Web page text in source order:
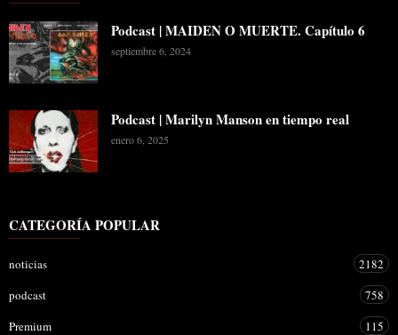
Podcast | MAIDEN O MUERTE. Capítulo 6
septiembre 6, 2024
Podcast | Marilyn Manson en tiempo real
enero 6, 2025
CATEGORÍA POPULAR
noticias
2182
podcast
758
Premium
115